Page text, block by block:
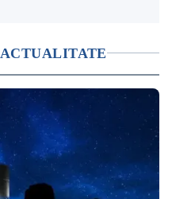
ACTUALITATE